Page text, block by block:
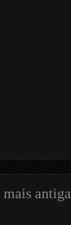
mais antiga